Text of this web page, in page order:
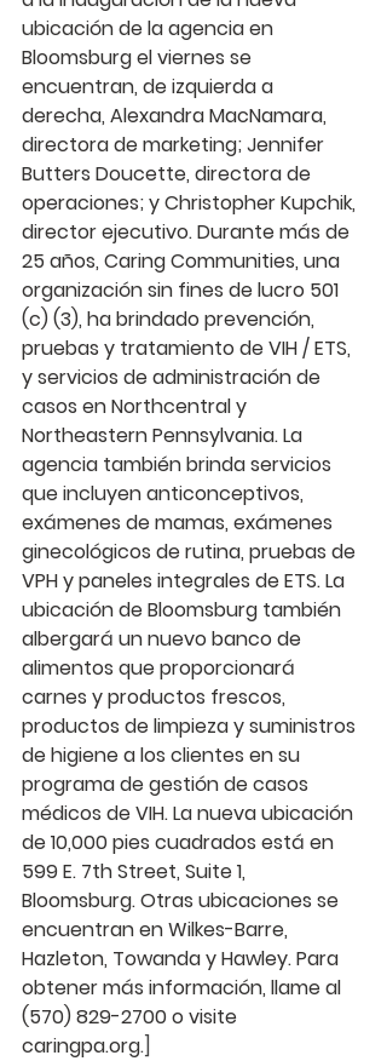
ubicación de la agencia en
Bloomsburg el viernes se
encuentran, de izquierda a
derecha, Alexandra MacNamara,
directora de marketing; Jennifer
Butters Doucette, directora de
operaciones; y Christopher Kupchik,
director ejecutivo. Durante más de
25 años, Caring Communities, una
organización sin fines de lucro 501
(c) (3), ha brindado prevención,
pruebas y tratamiento de VIH / ETS,
y servicios de administración de
casos en Northcentral y
Northeastern Pennsylvania. La
agencia también brinda servicios
que incluyen anticonceptivos,
exámenes de mamas, exámenes
ginecológicos de rutina, pruebas de
VPH y paneles integrales de ETS. La
ubicación de Bloomsburg también
albergará un nuevo banco de
alimentos que proporcionará
carnes y productos frescos,
productos de limpieza y suministros
de higiene a los clientes en su
programa de gestión de casos
médicos de VIH. La nueva ubicación
de 10,000 pies cuadrados está en
599 E. 7th Street, Suite 1,
Bloomsburg. Otras ubicaciones se
encuentran en Wilkes-Barre,
Hazleton, Towanda y Hawley. Para
obtener más información, llame al
(570) 829-2700 o visite
caringpa.org.]